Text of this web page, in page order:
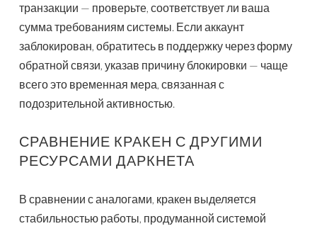
транзакции — проверьте, соответствует ли ваша
сумма требованиям системы. Если аккаунт
заблокирован, обратитесь в поддержку через форму
обратной связи, указав причину блокировки — чаще
всего это временная мера, связанная с
подозрительной активностью.
СРАВНЕНИЕ КРАКЕН С ДРУГИМИ
РЕСУРСАМИ ДАРКНЕТА
В сравнении с аналогами, кракен выделяется
стабильностью работы, продуманной системой